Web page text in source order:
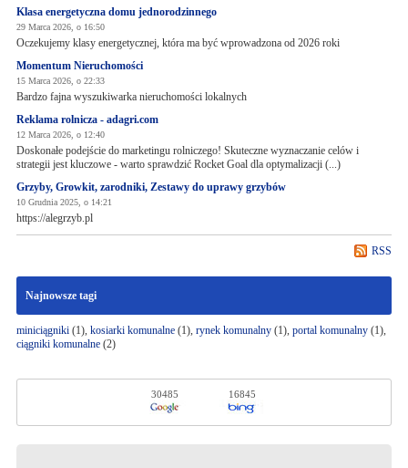
Klasa energetyczna domu jednorodzinnego
29 Marca 2026, o 16:50
Oczekujemy klasy energetycznej, która ma być wprowadzona od 2026 roki
Momentum Nieruchomości
15 Marca 2026, o 22:33
Bardzo fajna wyszukiwarka nieruchomości lokalnych
Reklama rolnicza - adagri.com
12 Marca 2026, o 12:40
Doskonałe podejście do marketingu rolniczego! Skuteczne wyznaczanie celów i
strategii jest kluczowe - warto sprawdzić Rocket Goal dla optymalizacji (...)
Grzyby, Growkit, zarodniki, Zestawy do uprawy grzybów
10 Grudnia 2025, o 14:21
https://alegrzyb.pl
RSS
Najnowsze tagi
miniciągniki(1), kosiarki komunalne(1), rynek komunalny(1), portal komunalny(1),
ciągniki komunalne(2)
30485 16845